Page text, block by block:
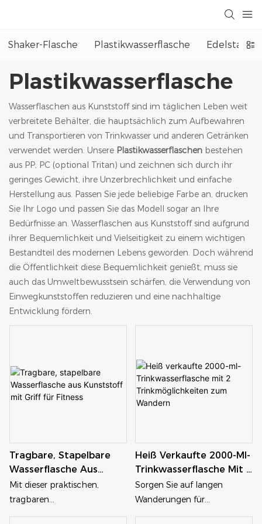
Shaker-Flasche Plastikwasserflasche Edelstahl-
Plastikwasserflasche
Wasserflaschen aus Kunststoff sind im täglichen Leben weit
verbreitete Behälter, die hauptsächlich zum Aufbewahren
und Transportieren von Trinkwasser und anderen Getränken
verwendet werden. Unsere Plastikwasserflaschen bestehen
aus PP, PC (optional Tritan) und zeichnen sich durch ihr
geringes Gewicht, ihre Unzerbrechlichkeit und einfache
Herstellung aus. Passen Sie jede beliebige Farbe an, drucken
Sie Ihr Logo und passen Sie das Modell sogar an Ihre
Bedürfnisse an. Wasserflaschen aus Kunststoff sind aufgrund
ihrer Bequemlichkeit und Vielseitigkeit zu einem wichtigen
Bestandteil des modernen Lebens geworden. Doch während
die Öffentlichkeit diese Bequemlichkeit genießt, muss sie
auch das Umweltbewusstsein schärfen, die Verwendung von
Einwegkunststoffen reduzieren und eine nachhaltige
Entwicklung fördern.
Tragbare, Stapelbare
Wasserflasche Aus
Kunststoff Mit Griff Für
Fitness
Mit dieser praktischen,
tragbaren
Plastikwasserflasche bleiben
Heiß Verkaufte 2000-Ml-
Trinkwasserflasche Mit 2
Trinkmöglichkeiten Zum
Wandern
Sorgen Sie auf langen
Wanderungen für
ausreichend